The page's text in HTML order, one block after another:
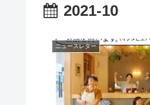
2021-10
ニュースレター